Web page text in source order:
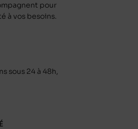
pour
à vos besoins.
sous 24 à 48h,